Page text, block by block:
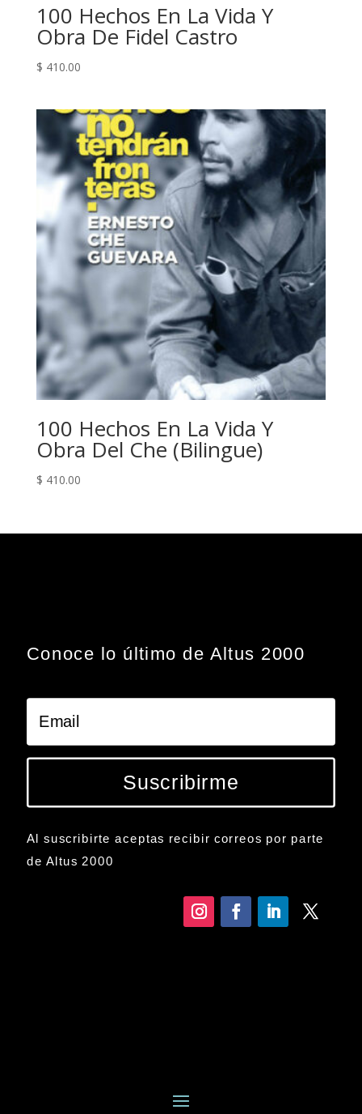
100 Hechos En La Vida Y
Obra De Fidel Castro
$ 410.00
100 Hechos En La Vida Y
Obra Del Che (Bilingue)
$ 410.00
Conoce lo último de Altus 2000
Suscribirme
Al suscribirte aceptas recibir correos por parte
de Altus 2000